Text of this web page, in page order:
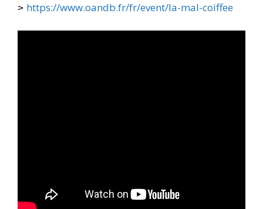
> https://www.oandb.fr/fr/event/la-mal-coiffee